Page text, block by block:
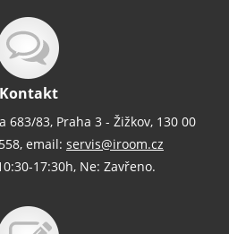
Kontakt
83, Praha 3 - Žižkov, 130 00
email: servis@iroom.cz
17:30h, Ne: Zavřeno.